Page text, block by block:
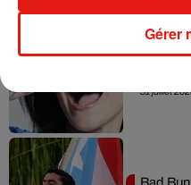
31 juillet
Bad
Gérer